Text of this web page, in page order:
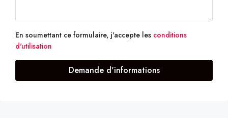
En soumettant ce formulaire, j'accepte les conditions
d'utilisation
Demande d'informations